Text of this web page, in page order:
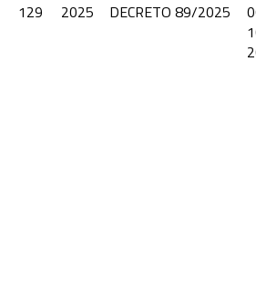
129
2025 DECRETO 89/2025